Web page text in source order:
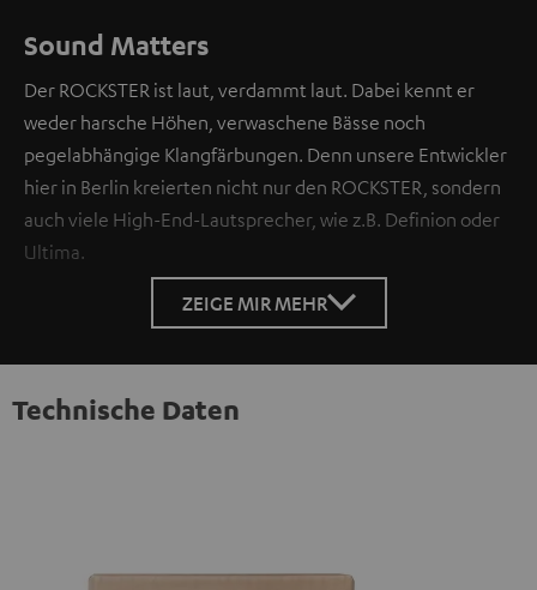
Sound Matters
Der ROCKSTER ist laut, verdammt laut. Dabei kennt er
weder harsche Höhen, verwaschene Bässe noch
pegelabhängige Klangfärbungen. Denn unsere Entwickler
hier in Berlin kreierten nicht nur den ROCKSTER, sondern
auch viele High-End-Lautsprecher, wie z.B. Definion oder
Ultima.
ZEIGE MIR MEHR
Technische Daten